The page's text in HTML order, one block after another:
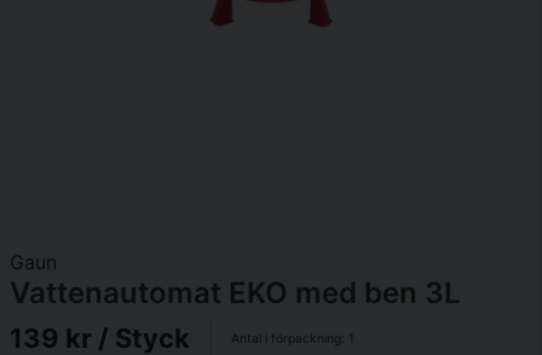
Gaun
Vattenautomat EKO med ben 3L
139 kr / Styck Antal i förpackning: 1